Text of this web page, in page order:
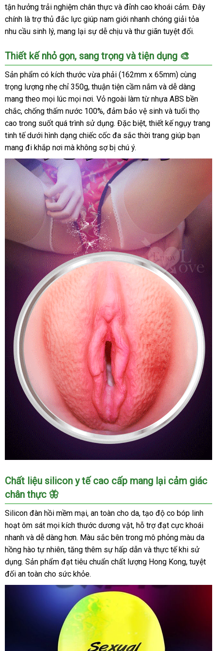
tận hưởng trải nghiệm chân thực và đỉnh cao khoái cảm. Đây
chính là trợ thủ đắc lực giúp nam giới nhanh chóng giải tỏa
nhu cầu sinh lý, mang lại sự dễ chịu và thư giãn tuyệt đối.
Thiết kế nhỏ gọn, sang trọng và tiện dụng 🎨
Sản phẩm có kích thước vừa phải (162mm x 65mm) cùng
trọng lượng nhẹ chỉ 350g, thuận tiện cầm nắm và dễ dàng
mang theo mọi lúc mọi nơi. Vỏ ngoài làm từ nhựa ABS bền
chắc, chống thấm nước 100%, đảm bảo vệ sinh và tuổi thọ
cao trong suốt quá trình sử dụng. Đặc biệt, thiết kế ngụy trang
tinh tế dưới hình dạng chiếc cốc đa sắc thời trang giúp bạn
mang đi khắp nơi mà không sợ bị chú ý.
Âm
Đạo
Giả
Ngụy
Trang
Jiuai
Chất
Lượng
Đỉnh
Giá
Chất liệu silicon y tế cao cấp mang lại cảm giác
chân thực 🦋
Silicon đàn hồi mềm mại, an toàn cho da, tạo độ co bóp linh
hoạt ôm sát mọi kích thước dương vật, hỗ trợ đạt cực khoái
nhanh và dễ dàng hơn. Màu sắc bên trong mô phỏng màu da
hồng hào tự nhiên, tăng thêm sự hấp dẫn và thực tế khi sử
dụng. Sản phẩm đạt tiêu chuẩn chất lượng Hong Kong, tuyệt
đối an toàn cho sức khỏe.